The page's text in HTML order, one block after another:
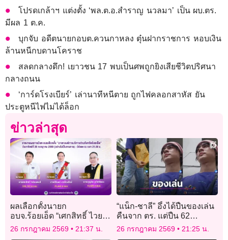
โปรดเกล้าฯ แต่งตั้ง ‘พล.ต.อ.สำราญ นวลมา’ เป็น ผบ.ตร.
มีผล 1 ต.ค.
บุกจับ อดีตนายกอบต.ควนกาหลง ตุ๋นฝากราชการ หอบเงิน
ล้านหนีกบดานโคราช
สลดกลางดึก! เยาวชน 17 พบเป็นศพถูกยิงเสียชีวิตปริศนา
กลางถนน
‘การ์ดโรงเบียร์’ เล่านาทีหนีตาย ถูกไฟคลอกสาหัส ยัน
ประตูหนีไฟไม่ได้ล็อก
ข่าวล่าสุด
ผลเลือกตั้งนายก
อบจ.ร้อยเอ็ด “เศกสิทธิ์ ไวยนิ
ยมพงษ์” แชมป์เก่าชนะ
ขาดลอย
26 กรกฎาคม 2569 21:37 น.
“แน็ก-ชาลี” อึ้งได้ปืนของเล่น
คืนจาก ตร. แต่ปืน 62
กระบอก ของมีค่าหลายล้าน
ยังไม่ได้!
26 กรกฎาคม 2569 21:25 น.